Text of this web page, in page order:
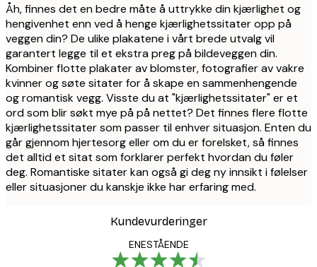
Åh, finnes det en bedre måte å uttrykke din kjærlighet og
hengivenhet enn ved å henge kjærlighetssitater opp på
veggen din? De ulike plakatene i vårt brede utvalg vil
garantert legge til et ekstra preg på bildeveggen din.
Kombiner flotte plakater av blomster, fotografier av vakre
kvinner og søte sitater for å skape en sammenhengende
og romantisk vegg. Visste du at "kjærlighetssitater" er et
ord som blir søkt mye på på nettet? Det finnes flere flotte
kjærlighetssitater som passer til enhver situasjon. Enten du
går gjennom hjertesorg eller om du er forelsket, så finnes
det alltid et sitat som forklarer perfekt hvordan du føler
deg. Romantiske sitater kan også gi deg ny innsikt i følelser
eller situasjoner du kanskje ikke har erfaring med.
Kundevurderinger
ENESTÅENDE